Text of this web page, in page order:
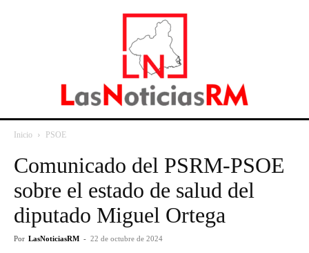
Inicio PSOE
Comunicado del PSRM-PSOE
sobre el estado de salud del
diputado Miguel Ortega
Por LasNoticiasRM - 22 de octubre de 2024